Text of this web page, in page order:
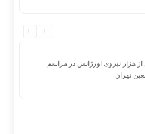
از هزار نیروی اورژانس در مراسم
تهران